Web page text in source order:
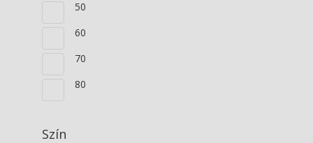
50
60
70
80
Szín